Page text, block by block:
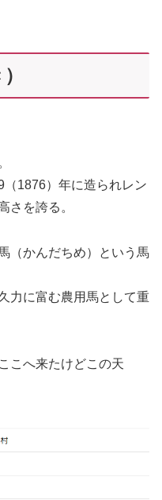
1876）年に造られレン
さを誇る。
（かんだちめ）という馬
力に富む農用馬として重
こへ来たけどこの天